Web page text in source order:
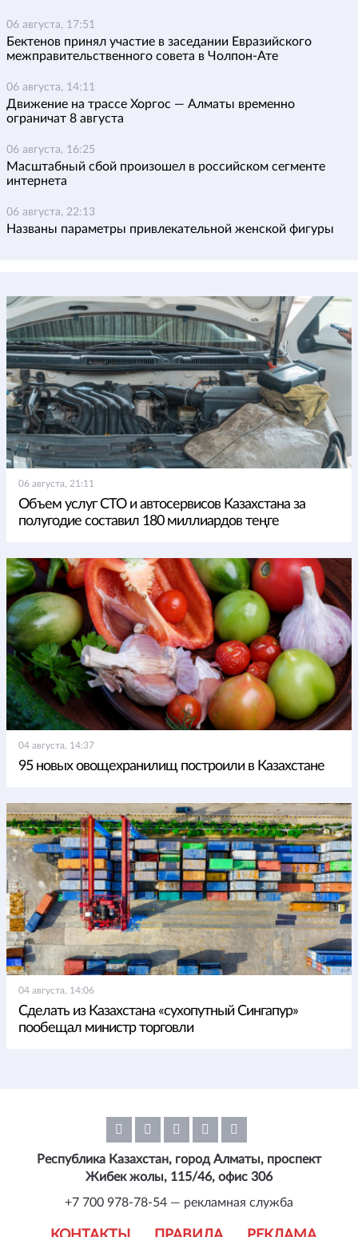
06 августа, 17:51
Бектенов принял участие в заседании Евразийского
межправительственного совета в Чолпон-Ате
06 августа, 14:11
Движение на трассе Хоргос — Алматы временно
ограничат 8 августа
06 августа, 16:25
Масштабный сбой произошел в российском сегменте
интернета
06 августа, 22:13
Названы параметры привлекательной женской фигуры
06 августа, 21:11
Объем услуг СТО и автосервисов Казахстана за
полугодие составил 180 миллиардов теңге
04 августа, 14:37
95 новых овощехранилищ построили в Казахстане
04 августа, 14:06
Сделать из Казахстана «сухопутный Сингапур»
пообещал министр торговли
Республика Казахстан, город Алматы, проспект
Жибек жолы, 115/46, офис 306
+7 700 978-78-54 — рекламная служба